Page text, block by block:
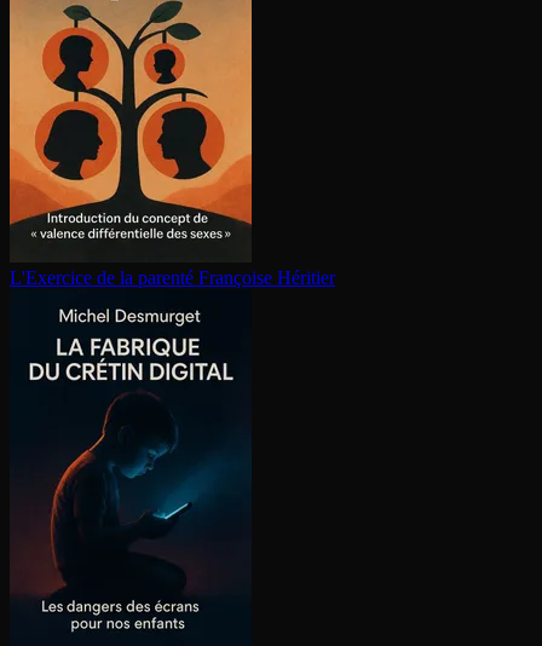
L'Exercice de la parenté Françoise Héritier